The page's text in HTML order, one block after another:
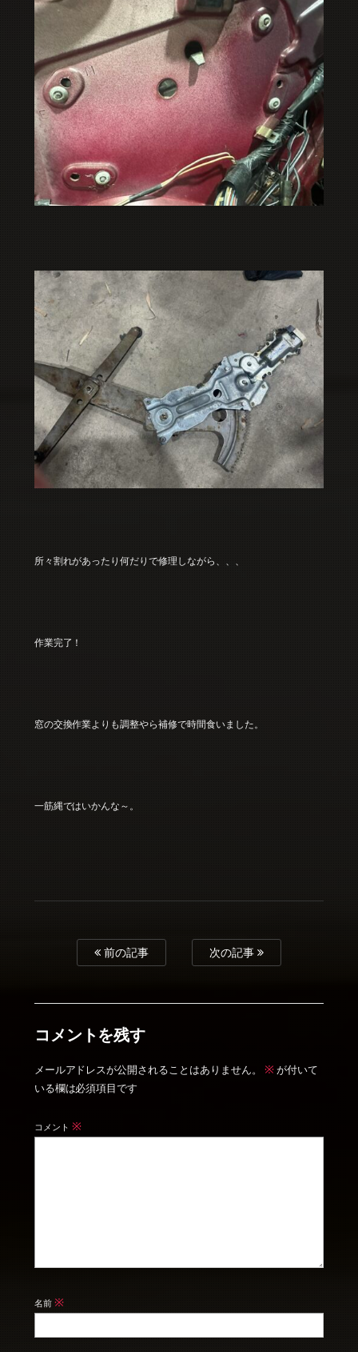
所々割れがあったり何だりで修理しながら、、、
作業完了！
窓の交換作業よりも調整やら補修で時間食いました。
一筋縄ではいかんな～。
前の記事 次の記事
コメントを残す
メールアドレスが公開されることはありません。 ※ が付いて
いる欄は必須項目です
コメント ※
名前 ※